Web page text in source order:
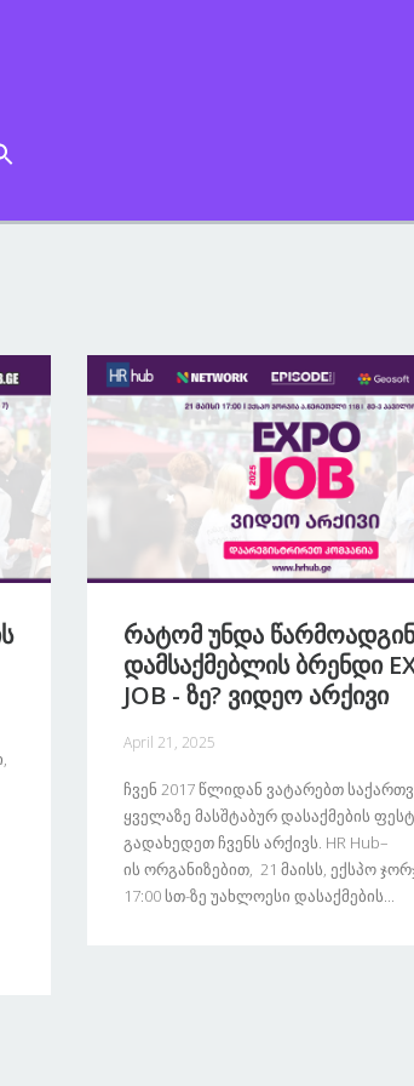
Რატომ Უნდა
Დამსაქმებლის Ბრენდი
JOB - Ზე? Ვიდეო Არქივი
April 21, 2025
Ჩვენ 2017 Წლიდან Ვატარებთ
Ყველაზე Მასშტაბურ Დასაქმების
Გადახედეთ Ჩვენს Არქივს. HR Hub–
Ის Ორგანიზებით, 21 Მაისს, Ექსპო
17:00 Სთ-Ზე Უახლოესი Დასაქმების...